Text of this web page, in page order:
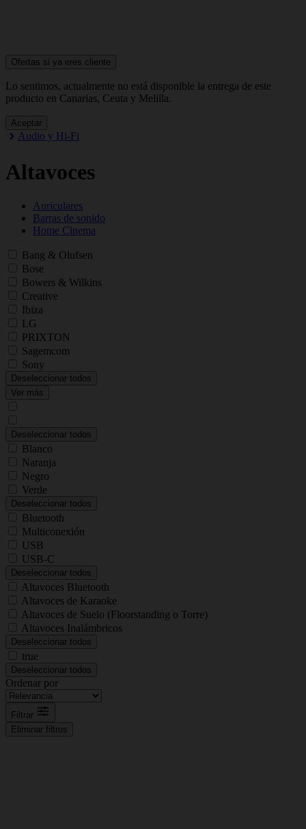
Ofertas si ya eres cliente
Lo sentimos, actualmente no está disponible la entrega de este
producto en Canarias, Ceuta y Melilla.
Aceptar
Audio y Hi-Fi
Altavoces
Auriculares
Barras de sonido
Home Cinema
Bang & Olufsen
Bose
Bowers & Wilkins
Creative
Ibiza
LG
PRIXTON
Sagemcom
Sony
Deseleccionar todos
Ver más
Deseleccionar todos
Blanco
Naranja
Negro
Verde
Deseleccionar todos
Bluetooth
Multiconexión
USB
USB-C
Deseleccionar todos
Altavoces Bluetooth
Altavoces de Karaoke
Altavoces de Suelo (Floorstanding o Torre)
Altavoces Inalámbricos
Deseleccionar todos
true
Deseleccionar todos
Ordenar por
Filtrar
Eliminar filtros